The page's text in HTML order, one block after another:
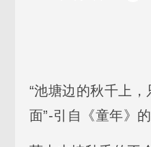
“池塘边的秋千上
面”-引自《童年》的